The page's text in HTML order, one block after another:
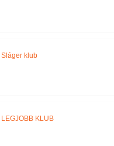
Sláger klub
LEGJOBB KLUB